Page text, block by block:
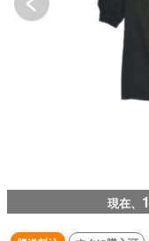
現在、 1